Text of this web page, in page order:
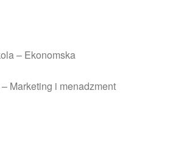
– Ekonomska
Marketing i menadzment